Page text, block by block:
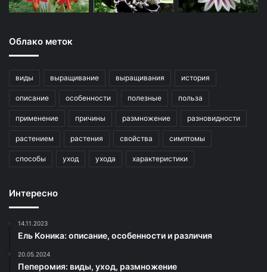
Облако меток
виды выращивание выращивания история
описание особенности полезные польза
применение причины размножение разновидности
растением растения свойства симптомы
способы уход ухода характеристики
Интересно
14.11.2023
Ель Коника: описание, особенности и различия
20.05.2024
Пеперомия: виды, уход, размножение